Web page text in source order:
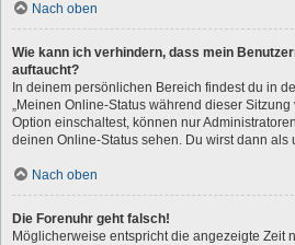
Nach oben
Wie kann ich verhindern, dass mein
auftaucht?
In deinem persönlichen Bereich findest du in
„Meinen Online-Status während dieser Sitzung
Option einschaltest, können nur
deinen Online-Status sehen. Du wirst dann als
Nach oben
Die Forenuhr geht falsch!
Möglicherweise entspricht die angezeigte Zeit